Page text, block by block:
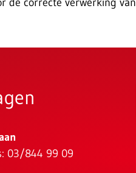
03/844 99 09